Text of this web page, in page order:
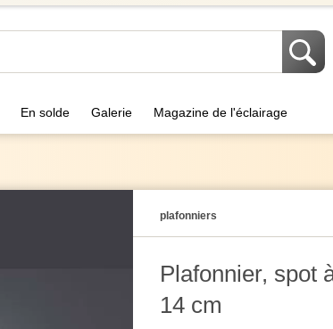
En solde Galerie Magazine de l'éclairage
plafonniers
Plafonnier, spot
14 cm